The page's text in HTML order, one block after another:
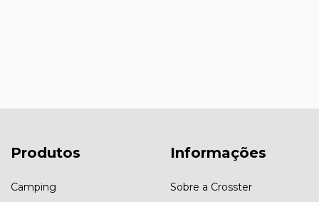
Produtos
Camping
Informações
Sobre a Crosster